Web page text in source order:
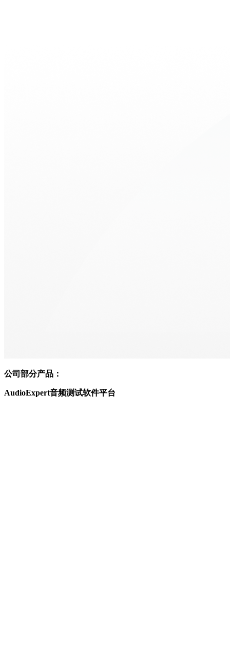
公司部分产品：
AudioExpert音频测试软件平台